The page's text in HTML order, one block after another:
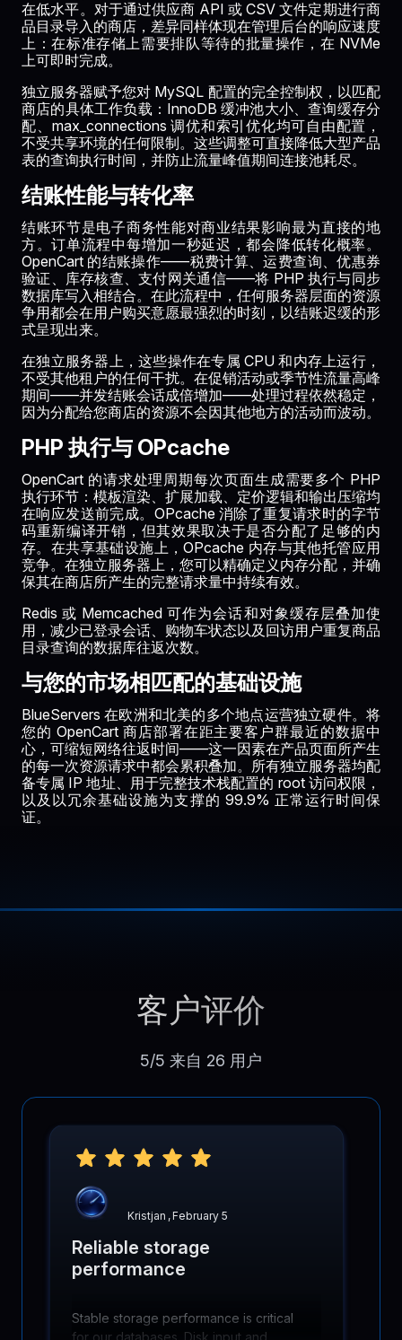
在低水平。对于通过供应商 API 或 CSV 文件定期进行商
品目录导入的商店，差异同样体现在管理后台的响应速度
上：在标准存储上需要排队等待的批量操作，在 NVMe
上可即时完成。
独立服务器赋予您对 MySQL 配置的完全控制权，以匹配
商店的具体工作负载：InnoDB 缓冲池大小、查询缓存分
配、max_connections 调优和索引优化均可自由配置，
不受共享环境的任何限制。这些调整可直接降低大型产品
表的查询执行时间，并防止流量峰值期间连接池耗尽。
结账性能与转化率
结账环节是电子商务性能对商业结果影响最为直接的地
方。订单流程中每增加一秒延迟，都会降低转化概率。
OpenCart 的结账操作——税费计算、运费查询、优惠券
验证、库存核查、支付网关通信——将 PHP 执行与同步
数据库写入相结合。在此流程中，任何服务器层面的资源
争用都会在用户购买意愿最强烈的时刻，以结账迟缓的形
式呈现出来。
在独立服务器上，这些操作在专属 CPU 和内存上运行，
不受其他租户的任何干扰。在促销活动或季节性流量高峰
期间——并发结账会话成倍增加——处理过程依然稳定，
因为分配给您商店的资源不会因其他地方的活动而波动。
PHP 执行与 OPcache
OpenCart 的请求处理周期每次页面生成需要多个 PHP
执行环节：模板渲染、扩展加载、定价逻辑和输出压缩均
在响应发送前完成。OPcache 消除了重复请求时的字节
码重新编译开销，但其效果取决于是否分配了足够的内
存。在共享基础设施上，OPcache 内存与其他托管应用
竞争。在独立服务器上，您可以精确定义内存分配，并确
保其在商店所产生的完整请求量中持续有效。
Redis 或 Memcached 可作为会话和对象缓存层叠加使
用，减少已登录会话、购物车状态以及回访用户重复商品
目录查询的数据库往返次数。
与您的市场相匹配的基础设施
BlueServers 在欧洲和北美的多个地点运营独立硬件。将
您的 OpenCart 商店部署在距主要客户群最近的数据中
心，可缩短网络往返时间——这一因素在产品页面所产生
的每一次资源请求中都会累积叠加。所有独立服务器均配
备专属 IP 地址、用于完整技术栈配置的 root 访问权限，
以及以冗余基础设施为支撑的 99.9% 正常运行时间保
证。
客户评价
5/5 来自 26 用户
Kristjan ,February 5
Reliable storage
performance
Stable storage performance is critical